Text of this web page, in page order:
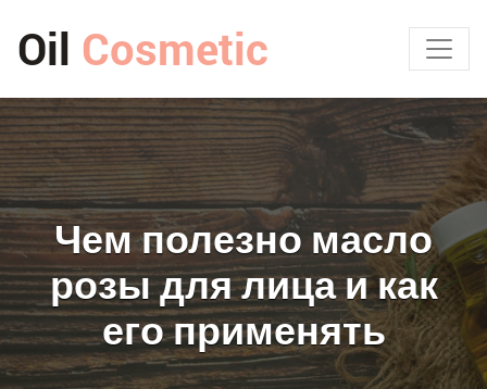
Oil Cosmetic
Чем полезно масло
розы для лица и как
его применять